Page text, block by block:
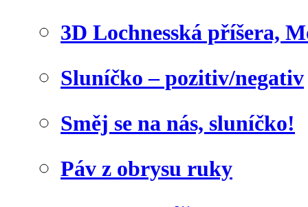
3D Lochnesská příšera,
Sluníčko – pozitiv/negativ
Směj se na nás, sluníčko!
Páv z obrysu ruky